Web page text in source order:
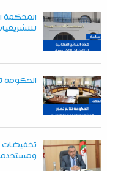
المحكمة
الحكومة
ومستخدمي